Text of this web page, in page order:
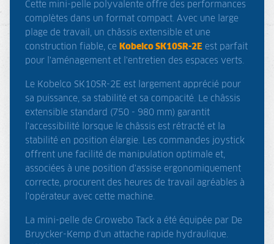
Cette mini-pelle polyvalente offre des performances
complètes dans un format compact. Avec une large
plage de travail, un châssis extensible et une
construction fiable, ce Kobelco SK10SR-2E est parfait
pour l'aménagement et l'entretien des espaces verts.
Le Kobelco SK10SR-2E est largement apprécié pour
sa puissance, sa stabilité et sa compacité. Le châssis
extensible standard (750 - 980 mm) garantit
l'accessibilité lorsque le châssis est rétracté et la
stabilité en position élargie. Les commandes joystick
offrent une facilité de manipulation optimale et,
associées à une position d'assise ergonomiquement
correcte, procurent des heures de travail agréables à
l'opérateur avec cette machine.
La mini-pelle de Growebo Tack a été équipée par De
Bruycker-Kemp d'un attache rapide hydraulique.